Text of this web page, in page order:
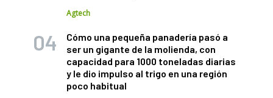
Agtech
Cómo una pequeña panadería pasó a
ser un gigante de la molienda, con
capacidad para 1000 toneladas diarias
y le dio impulso al trigo en una región
poco habitual